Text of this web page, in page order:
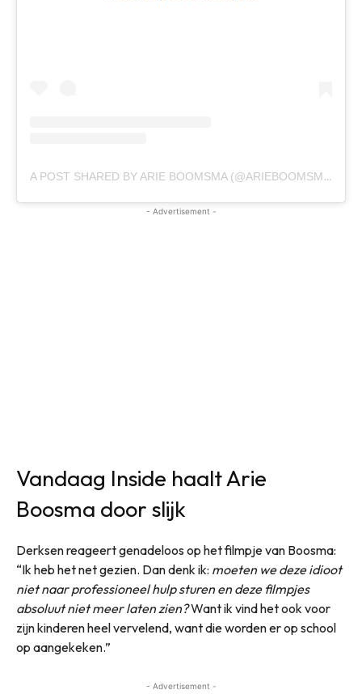
A POST SHARED BY ARIE BOOMSMA (@ARIEBOOMSMAINSTAGRAM)
- Advertisement -
Vandaag Inside haalt Arie
Boosma door slijk
Derksen reageert genadeloos op het filmpje van Boosma:
“Ik heb het net gezien. Dan denk ik: moeten we deze idioot
niet naar professioneel hulp sturen en deze filmpjes
absoluut niet meer laten zien?Want ik vind het ook voor
zijn kinderen heel vervelend, want die worden er op school
op aangekeken.”
- Advertisement -